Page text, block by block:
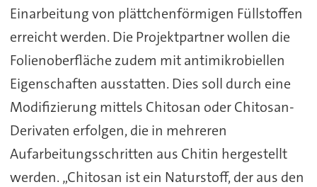
Einarbeitung von plättchenförmigen Füllstoffen
erreicht werden. Die Projektpartner wollen die
Folienoberfläche zudem mit antimikrobiellen
Eigenschaften ausstatten. Dies soll durch eine
Modifizierung mittels Chitosan oder Chitosan-
Derivaten erfolgen, die in mehreren
Aufarbeitungsschritten aus Chitin hergestellt
werden. „Chitosan ist ein Naturstoff, der aus den